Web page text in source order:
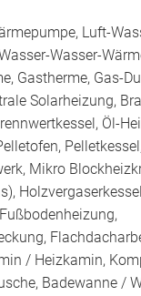
Luft-
Wasser-
Gastherme, Gas-
Solarheizung,
Öl-
Mikro
/ Heizkamin,
Badewanne /